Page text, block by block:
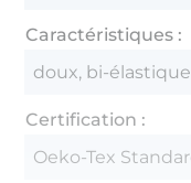
Caractéristiques :
doux, bi-élastique
Certification :
Oeko-Tex